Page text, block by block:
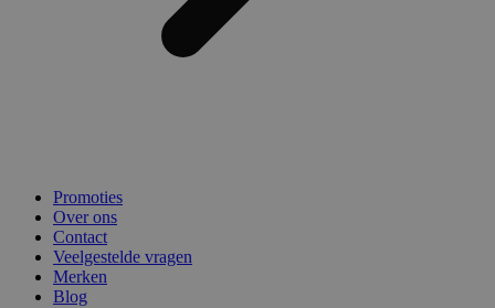
Promoties
Over ons
Contact
Veelgestelde vragen
Merken
Blog